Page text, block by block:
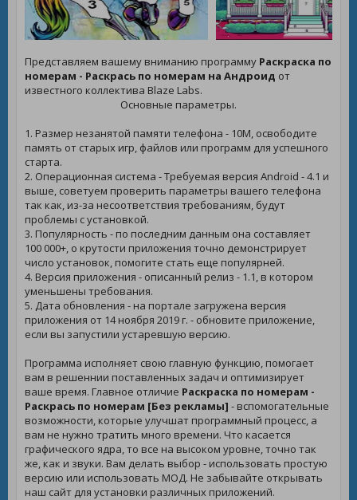
Представляем вашему вниманию программу Раскраска по
номерам - Раскрась по номерам на Андроид от
известного коллектива Blaze Labs.
Основные параметры.
1. Размер незанятой памяти телефона - 10M, освободите
память от старых игр, файлов или программ для успешного
старта.
2. Операционная система - Требуемая версия Android - 4.1 и
выше, советуем проверить параметры вашего телефона
так как, из-за несоответствия требованиям, будут
проблемы с установкой.
3. Популярность - по последним данным она составляет
100 000+, о крутости приложения точно демонстрирует
число установок, помогите стать еще популярней.
4. Версия приложения - описанный релиз - 1.1, в котором
уменьшены требования.
5. Дата обновления - на портале загружена версия
приложения от 14 ноября 2019 г. - обновите приложение,
если вы запустили устаревшую версию.
Программа исполняет свою главную функцию, помогает
вам в решеннии поставленных задач и оптимизирует
ваше время. Главное отличие Раскраска по номерам -
Раскрась по номерам [Без рекламы] - вспомогательные
возможности, которые улучшат программный процесс, а
вам не нужно тратить много времени. Что касается
графического ядра, то все на высоком уровне, точно так
же, как и звуки. Вам делать выбор - использовать простую
версию или использовать МОД. Не забывайте открывать
наш сайт для установки различных приложений.